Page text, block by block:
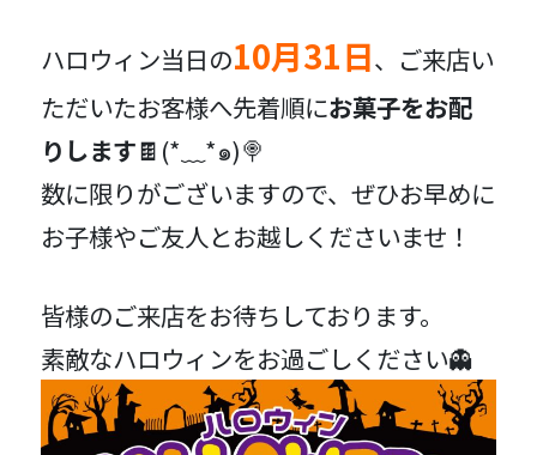
ハロウィン当日の10月31日、ご来店い
ただいたお客様へ先着順にお菓子をお配
りします🍫 (*﹏*๑)🍭
数に限りがございますので、ぜひお早めに
お子様やご友人とお越しくださいませ！
皆様のご来店をお待ちしております。
素敵なハロウィンをお過ごしください👻